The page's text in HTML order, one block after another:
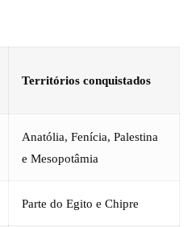
Territórios conquistados
Anatólia, Fenícia, Palestina
e Mesopotâmia
Parte do Egito e Chipre